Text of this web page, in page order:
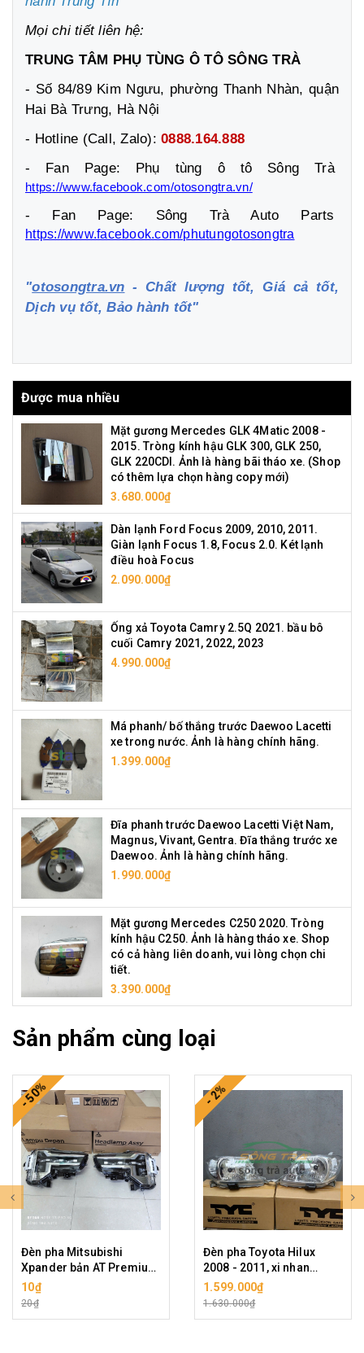
Mọi chi tiết liên hệ:
TRUNG TÂM PHỤ TÙNG Ô TÔ SÔNG TRÀ
- Số 84/89 Kim Ngưu, phường Thanh Nhàn, quận
Hai Bà Trưng, Hà Nội
- Hotline (Call, Zalo): 0888.164.888
- Fan Page: Phụ tùng ô tô Sông Trà
https://www.facebook.com/otosongtra.vn/
- Fan Page: Sông Trà Auto Parts
https://www.facebook.com/phutungotosongtra
"otosongtra.vn - Chất lượng tốt, Giá cả tốt,
Dịch vụ tốt, Bảo hành tốt"
Được mua nhiều
Mặt gương Mercedes GLK 4Matic 2008 -
2015. Tròng kính hậu GLK 300, GLK 250,
GLK 220CDI. Ảnh là hàng bãi tháo xe. (Shop
có thêm lựa chọn hàng copy mới)
3.680.000₫
Dàn lạnh Ford Focus 2009, 2010, 2011.
Giàn lạnh Focus 1.8, Focus 2.0. Két lạnh
điều hoà Focus
2.090.000₫
Ống xả Toyota Camry 2.5Q 2021. bầu bô
cuối Camry 2021, 2022, 2023
4.990.000₫
Má phanh/ bố thắng trước Daewoo Lacetti
xe trong nước. Ảnh là hàng chính hãng.
1.399.000₫
Đĩa phanh trước Daewoo Lacetti Việt Nam,
Magnus, Vivant, Gentra. Đĩa thắng trước xe
Daewoo. Ảnh là hàng chính hãng.
1.990.000₫
Mặt gương Mercedes C250 2020. Tròng
kính hậu C250. Ảnh là hàng tháo xe. Shop
có cả hàng liên doanh, vui lòng chọn chi
tiết.
3.390.000₫
Sản phẩm cùng loại
- 50%
Đèn pha Mitsubishi
Xpander bản AT Premium
2022-2025 LED
(Indonesia). Giá bán cho
10₫
20₫
- 2%
Đèn pha Toyota Hilux
2008 - 2011, xi nhan
trắng, hàng hiệu TYC cao
cấp
1.599.000₫
1.630.000₫